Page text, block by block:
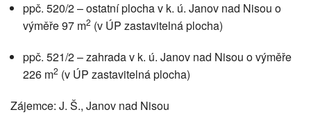
ppč. 520/2 – ostatní plocha v k. ú. Janov nad Nisou o
výměře 97 m2 (v ÚP zastavitelná plocha)
ppč. 521/2 – zahrada v k. ú. Janov nad Nisou o výměře
226 m2 (v ÚP zastavitelná plocha)
Zájemce: J. Š., Janov nad Nisou